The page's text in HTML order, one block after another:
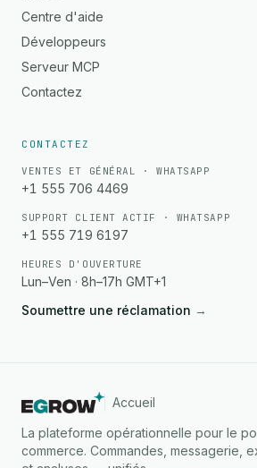
Centre d'aide
Développeurs
Serveur MCP
Contactez
CONTACTEZ
VENTES ET GÉNÉRAL · WHATSAPP
+1 555 706 4469
SUPPORT CLIENT ACTIF · WHATSAPP
+1 555 719 6197
HEURES D'OUVERTURE
Lun–Ven · 8h–17h GMT+1
Soumettre une réclamation →
Accueil
La plateforme opérationnelle pour le
commerce. Commandes, messagerie,